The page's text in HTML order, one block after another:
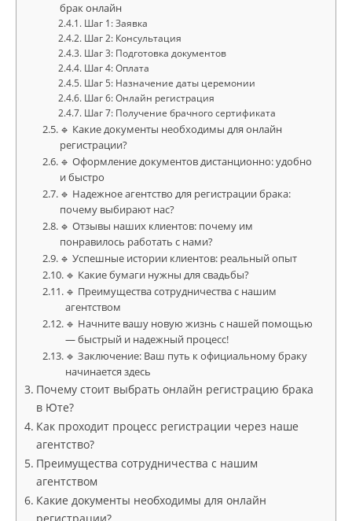
брак онлайн
Шаг 1: Заявка
Шаг 2: Консультация
Шаг 3: Подготовка документов
Шаг 4: Оплата
Шаг 5: Назначение даты церемонии
Шаг 6: Онлайн регистрация
Шаг 7: Получение брачного сертификата
🔹 Какие документы необходимы для онлайн
регистрации?
🔹 Оформление документов дистанционно: удобно
и быстро
🔹 Надежное агентство для регистрации брака:
почему выбирают нас?
🔹 Отзывы наших клиентов: почему им
понравилось работать с нами?
🔹 Успешные истории клиентов: реальный опыт
🔹 Какие бумаги нужны для свадьбы?
🔹 Преимущества сотрудничества с нашим
агентством
🔹 Начните вашу новую жизнь с нашей помощью
— быстрый и надежный процесс!
🔹 Заключение: Ваш путь к официальному браку
начинается здесь
Почему стоит выбрать онлайн регистрацию брака
в Юте?
Как проходит процесс регистрации через наше
агентство?
Преимущества сотрудничества с нашим
агентством
Какие документы необходимы для онлайн